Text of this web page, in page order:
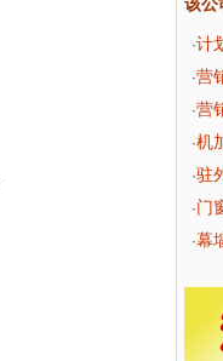
·计
·营
·营
·机
·驻
·门
·幕